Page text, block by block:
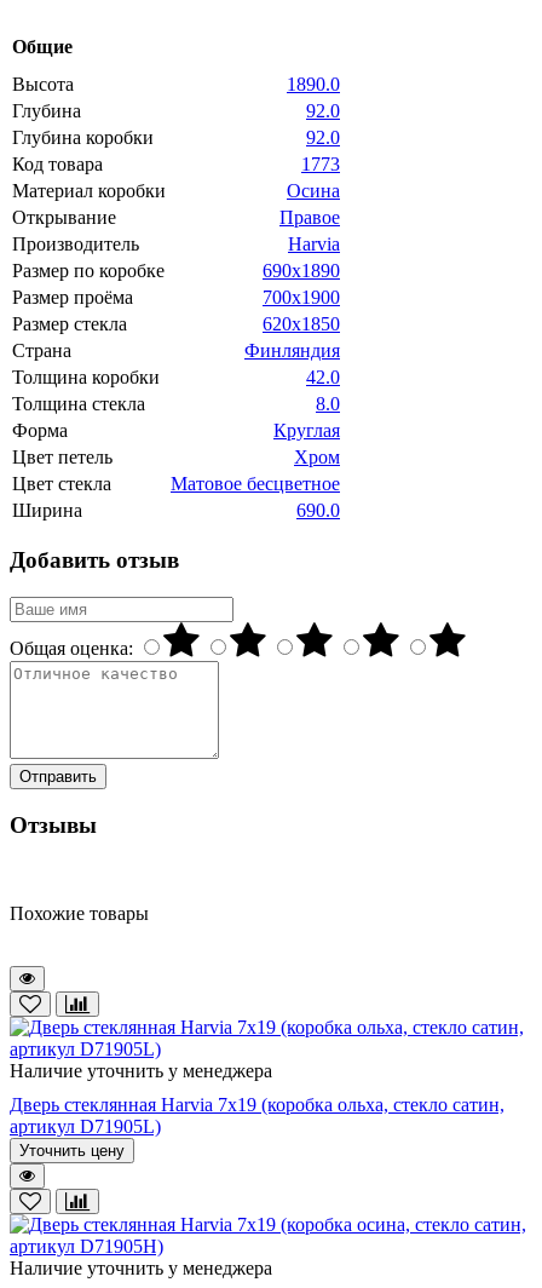
Общие
Высота
1890.0
Глубина
92.0
Глубина коробки
92.0
Код товара
1773
Материал коробки
Осина
Открывание
Правое
Производитель
Harvia
Размер по коробке
690х1890
Размер проёма
700х1900
Размер стекла
620x1850
Страна
Финляндия
Толщина коробки
42.0
Толщина стекла
8.0
Форма
Круглая
Цвет петель
Хром
Цвет стекла
Матовое бесцветное
Ширина
690.0
Добавить отзыв
Общая оценка:
Отправить
Отзывы
Похожие товары
Наличие уточнить у менеджера
Дверь стеклянная Harvia 7х19 (коробка ольха, стекло сатин,
артикул D71905L)
Уточнить цену
Наличие уточнить у менеджера